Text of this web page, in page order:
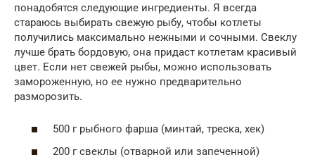
понадобятся следующие ингредиенты. Я всегда
стараюсь выбирать свежую рыбу, чтобы котлеты
получились максимально нежными и сочными. Свеклу
лучше брать бордовую, она придаст котлетам красивый
цвет. Если нет свежей рыбы, можно использовать
замороженную, но ее нужно предварительно
разморозить.
500 г рыбного фарша (минтай, треска, хек)
200 г свеклы (отварной или запеченной)